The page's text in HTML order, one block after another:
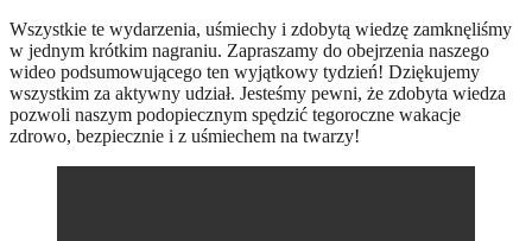
Wszystkie te wydarzenia, uśmiechy i zdobytą wiedzę zamknęliśmy
w jednym krótkim nagraniu. Zapraszamy do obejrzenia naszego
wideo podsumowującego ten wyjątkowy tydzień! Dziękujemy
wszystkim za aktywny udział. Jesteśmy pewni, że zdobyta wiedza
pozwoli naszym podopiecznym spędzić tegoroczne wakacje
zdrowo, bezpiecznie i z uśmiechem na twarzy!